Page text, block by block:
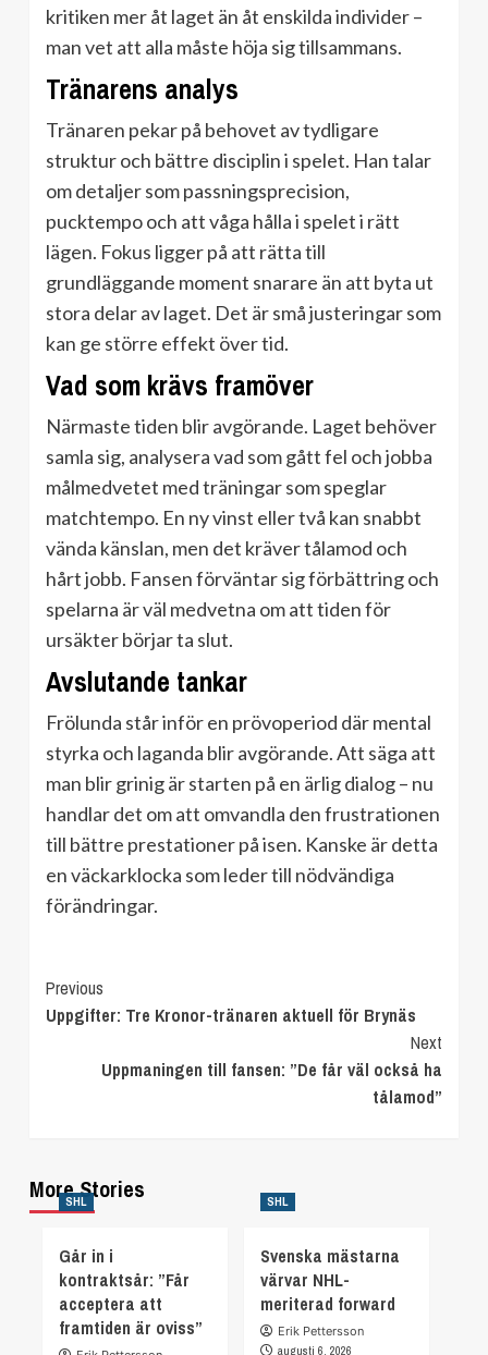
kritiken mer åt laget än åt enskilda individer –
man vet att alla måste höja sig tillsammans.
Tränarens analys
Tränaren pekar på behovet av tydligare
struktur och bättre disciplin i spelet. Han talar
om detaljer som passningsprecision,
pucktempo och att våga hålla i spelet i rätt
lägen. Fokus ligger på att rätta till
grundläggande moment snarare än att byta ut
stora delar av laget. Det är små justeringar som
kan ge större effekt över tid.
Vad som krävs framöver
Närmaste tiden blir avgörande. Laget behöver
samla sig, analysera vad som gått fel och jobba
målmedvetet med träningar som speglar
matchtempo. En ny vinst eller två kan snabbt
vända känslan, men det kräver tålamod och
hårt jobb. Fansen förväntar sig förbättring och
spelarna är väl medvetna om att tiden för
ursäkter börjar ta slut.
Avslutande tankar
Frölunda står inför en prövoperiod där mental
styrka och laganda blir avgörande. Att säga att
man blir grinig är starten på en ärlig dialog – nu
handlar det om att omvandla den frustrationen
till bättre prestationer på isen. Kanske är detta
en väckarklocka som leder till nödvändiga
förändringar.
Continue
Reading
Previous
Uppgifter: Tre Kronor-tränaren aktuell för Brynäs
Next
Uppmaningen till fansen: ”De får väl också ha
tålamod”
More Stories
SHL
Går in i
kontraktsår: ”Får
acceptera att
framtiden är oviss”
SHL
Svenska mästarna
värvar NHL-
meriterad forward
Erik Pettersson
augusti 6, 2026